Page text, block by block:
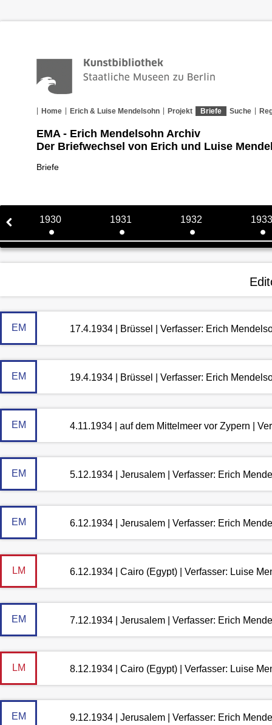
Home Erich & Luise Mendelsohn Projekt Briefe Suche
EMA - Erich Mendelsohn Archiv
Der Briefwechsel von Erich und Luise
Briefe
1930 1931 1932 1933
EM 17.4.1934 | Brüssel | Verfasser: Erich
EM 19.4.1934 | Brüssel | Verfasser: Erich
EM 4.11.1934 | auf dem Mittelmeer vor Zypern |
EM 5.12.1934 | Jerusalem | Verfasser: Erich
EM 6.12.1934 | Jerusalem | Verfasser: Erich
LM 6.12.1934 | Cairo (Egypt) | Verfasser: Luise
EM 7.12.1934 | Jerusalem | Verfasser: Erich
LM 8.12.1934 | Cairo (Egypt) | Verfasser: Luise
EM 9.12.1934 | Jerusalem | Verfasser: Erich